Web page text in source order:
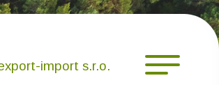
import s.r.o.